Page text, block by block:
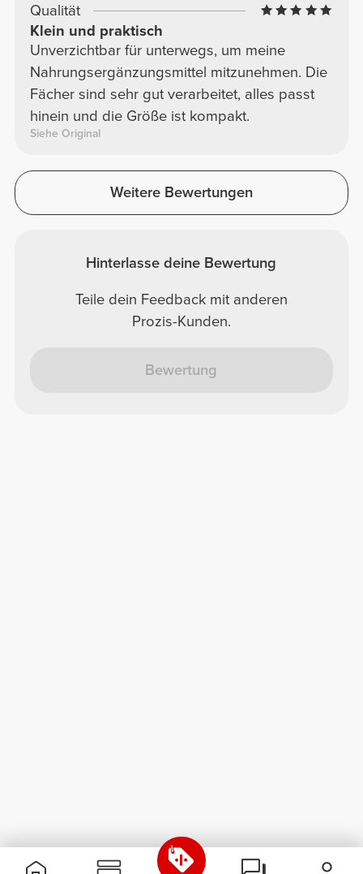
Qualität
Klein und praktisch
Unverzichtbar für unterwegs, um meine
Nahrungsergänzungsmittel mitzunehmen. Die
Fächer sind sehr gut verarbeitet, alles passt
hinein und die Größe ist kompakt.
Siehe Original
Weitere Bewertungen
Hinterlasse deine Bewertung
Teile dein Feedback mit anderen
Prozis-Kunden.
Bewertung